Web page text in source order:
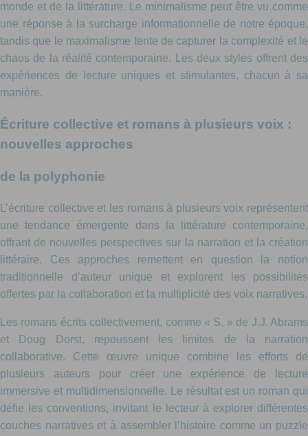
monde et de la littérature. Le minimalisme peut être vu comme
une réponse à la surcharge informationnelle de notre époque,
tandis que le maximalisme tente de capturer la complexité et le
chaos de la réalité contemporaine. Les deux styles offrent des
expériences de lecture uniques et stimulantes, chacun à sa
manière.
Écriture collective et romans à plusieurs voix :
nouvelles approches
de la polyphonie
L’écriture collective et les romans à plusieurs voix représentent
une tendance émergente dans la littérature contemporaine,
offrant de nouvelles perspectives sur la narration et la création
littéraire. Ces approches remettent en question la notion
traditionnelle d’auteur unique et explorent les possibilités
offertes par la collaboration et la multiplicité des voix narratives.
Les romans écrits collectivement, comme « S. » de J.J. Abrams
et Doug Dorst, repoussent les limites de la narration
collaborative. Cette œuvre unique combine les efforts de
plusieurs auteurs pour créer une expérience de lecture
immersive et multidimensionnelle. Le résultat est un roman qui
défie les conventions, invitant le lecteur à explorer différentes
couches narratives et à assembler l’histoire comme un puzzle